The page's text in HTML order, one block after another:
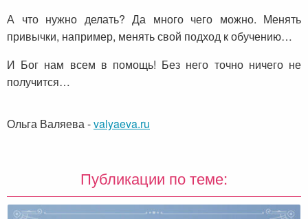
А что нужно делать? Да много чего можно. Менять
привычки, например, менять свой подход к обучению…
И Бог нам всем в помощь! Без него точно ничего не
получится…
Ольга Валяева-valyaeva.ru
Публикации по теме: